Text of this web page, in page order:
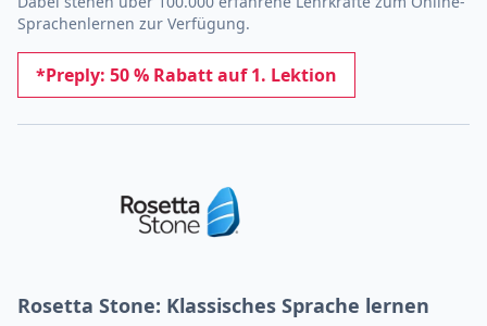
Sprachenlernen zur Verfügung.
*Preply: 50 % Rabatt auf 1. Lektion
Rosetta Stone: Klassisches Sprache lernen